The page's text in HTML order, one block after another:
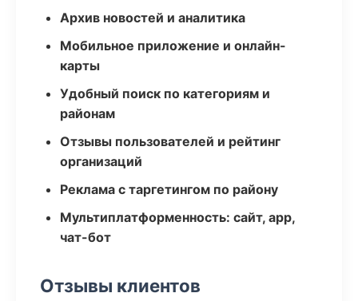
Архив новостей и аналитика
Мобильное приложение и онлайн-
карты
Удобный поиск по категориям и
районам
Отзывы пользователей и рейтинг
организаций
Реклама с таргетингом по району
Мультиплатформенность: сайт, app,
чат-бот
Отзывы клиентов